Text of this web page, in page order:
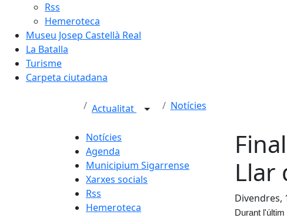
Rss
Hemeroteca
Museu Josep Castellà Real
La Batalla
Turisme
Carpeta ciutadana
Actualitat Notícies
Notícies
Agenda
Municipium Sigarrense
Xarxes socials
Rss
Hemeroteca
Llar
Divendres,
Durant